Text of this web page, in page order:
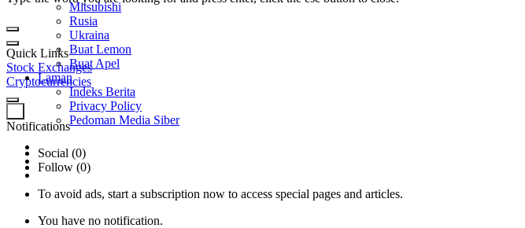
Quick Links
Stock Exchanges
Cryptocurrencies
Notifications
Social (0)
Follow (0)
To avoid ads, start a subscription now to access special pages and articles.
You have no notification.
Mitsubishi
Rusia
Ukraina
Buat Lemon
Buat Apel
Laman
Indeks Berita
Privacy Policy
Pedoman Media Siber